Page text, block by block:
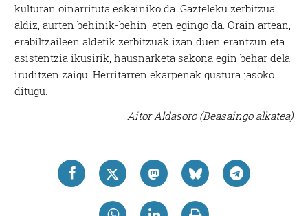
kulturan oinarrituta eskainiko da. Gazteleku zerbitzua
aldiz, aurten behinik-behin, eten egingo da. Orain artean,
erabiltzaileen aldetik zerbitzuak izan duen erantzun eta
asistentzia ikusirik, hausnarketa sakona egin behar dela
iruditzen zaigu. Herritarren ekarpenak gustura jasoko
ditugu.
– Aitor Aldasoro (Beasaingo alkatea)